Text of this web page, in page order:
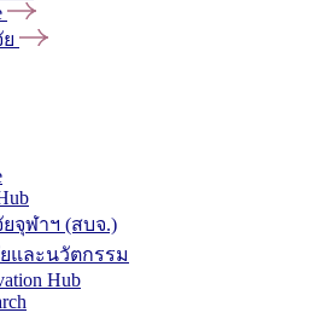
จุฬาฯ (สบจ.)
และนวัตกรรม
Hub